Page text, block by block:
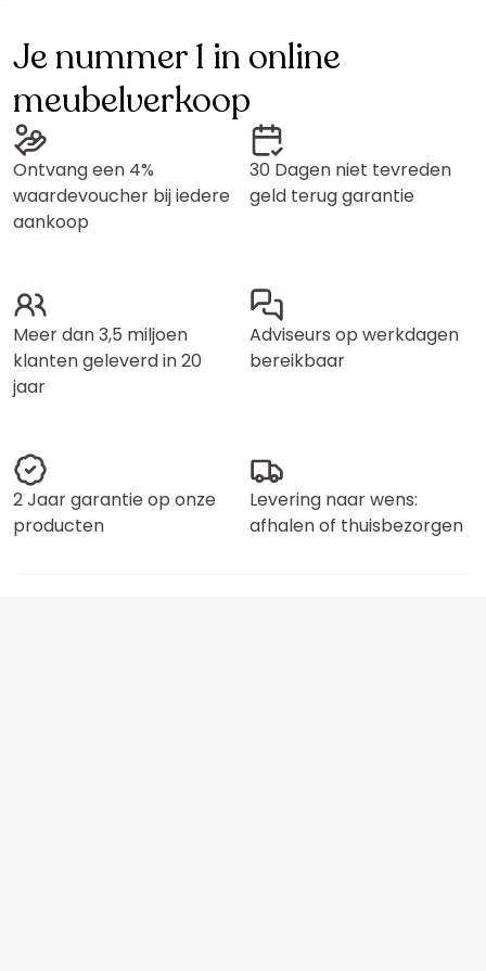
Je nummer 1 in online
meubelverkoop
Ontvang een 4%
waardevoucher bij iedere
aankoop
30 Dagen niet tevreden
geld terug garantie
Meer dan 3,5 miljoen
klanten geleverd in 20
jaar
Adviseurs op werkdagen
bereikbaar
2 Jaar garantie op onze
producten
Levering naar wens:
afhalen of thuisbezorgen